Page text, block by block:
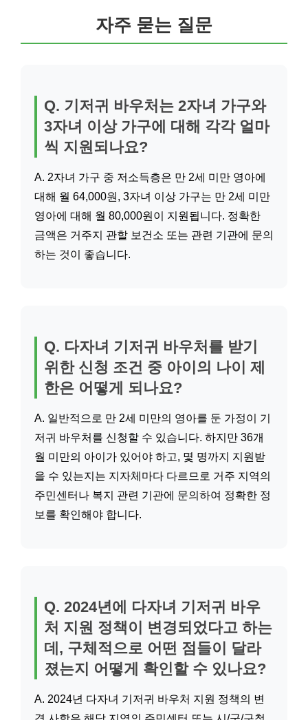
자주 묻는 질문
Q. 기저귀 바우처는 2자녀 가구와
3자녀 이상 가구에 대해 각각 얼마
씩 지원되나요?
A. 2자녀 가구 중 저소득층은 만 2세 미만 영아에
대해 월 64,000원, 3자녀 이상 가구는 만 2세 미만
영아에 대해 월 80,000원이 지원됩니다. 정확한
금액은 거주지 관할 보건소 또는 관련 기관에 문의
하는 것이 좋습니다.
Q. 다자녀 기저귀 바우처를 받기
위한 신청 조건 중 아이의 나이 제
한은 어떻게 되나요?
A. 일반적으로 만 2세 미만의 영아를 둔 가정이 기
저귀 바우처를 신청할 수 있습니다. 하지만 36개
월 미만의 아이가 있어야 하고, 몇 명까지 지원받
을 수 있는지는 지자체마다 다르므로 거주 지역의
주민센터나 복지 관련 기관에 문의하여 정확한 정
보를 확인해야 합니다.
Q. 2024년에 다자녀 기저귀 바우
처 지원 정책이 변경되었다고 하는
데, 구체적으로 어떤 점들이 달라
졌는지 어떻게 확인할 수 있나요?
A. 2024년 다자녀 기저귀 바우처 지원 정책의 변